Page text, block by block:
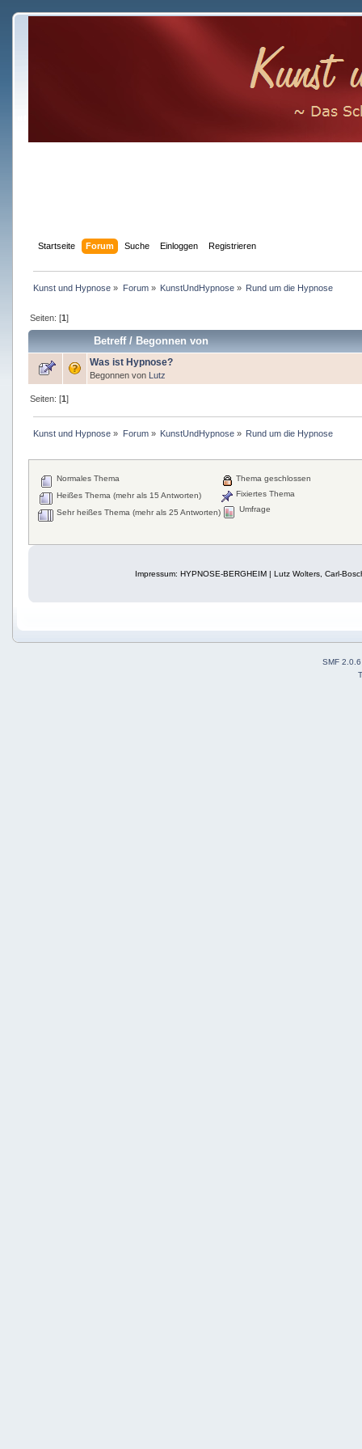
Startseite Forum Suche Einloggen Registrieren
Kunst und Hypnose » Forum» KunstUndHypnose» Rund um die Hypnose
Seiten: [1]
Betreff/ Begonnen von
Was ist Hypnose?
Begonnen von Lutz
Seiten: [1]
Kunst und Hypnose » Forum» KunstUndHypnose» Rund um die Hypnose
Normales Thema
Heißes Thema (mehr als 15 Antworten)
Sehr heißes Thema (mehr als 25 Antworten)
Thema geschlossen
Fixiertes Thema
Umfrage
Impressum: HYPNOSE-BERGHEIM | Lutz Wolters, Carl-
SMF 2.0.6